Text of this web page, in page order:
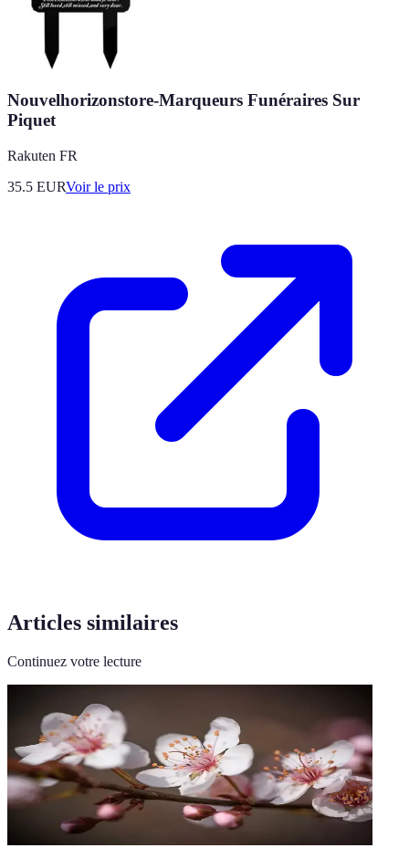
Nouvelhorizonstore-Marqueurs Funéraires Sur
Piquet
Rakuten FR
35.5 EURVoir le prix
Articles similaires
Continuez votre lecture